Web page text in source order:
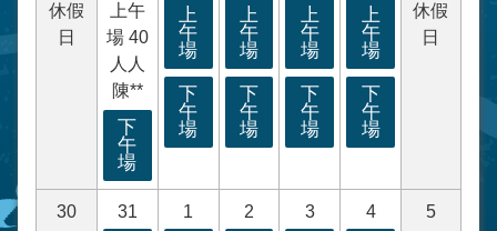
休假
日
上午
場 40
人人
陳**
下
午
場
上
午
場
下
午
場
上
午
場
下
午
場
上
午
場
下
午
場
上
午
場
下
午
場
休假
日
30
31 1 2 3 4
5